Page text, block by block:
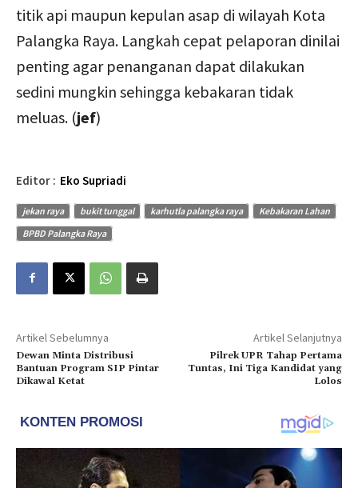
titik api maupun kepulan asap di wilayah Kota
Palangka Raya. Langkah cepat pelaporan dinilai
penting agar penanganan dapat dilakukan
sedini mungkin sehingga kebakaran tidak
meluas. (jef)
Editor : Eko Supriadi
jekan raya bukit tunggal karhutla palangka raya
Kebakaran Lahan
BPBD Palangka Raya
Artikel Sebelumnya
Dewan Minta Distribusi
Bantuan Program SIP Pintar
Dikawal Ketat
Artikel Selanjutnya
Pilrek UPR Tahap Pertama
Tuntas, Ini Tiga Kandidat yang
Lolos